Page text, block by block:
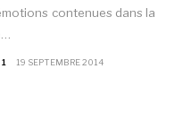
contenues dans la
1 19 SEPTEMBRE 2014